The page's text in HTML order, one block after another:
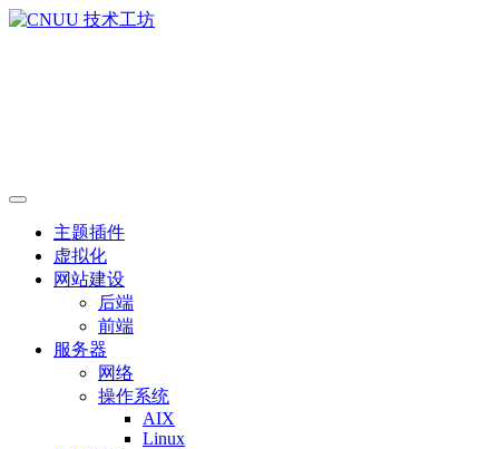
主题插件
虚拟化
网站建设
后端
前端
服务器
网络
操作系统
AIX
Linux